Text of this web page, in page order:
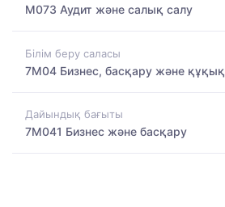
M073 Аудит және салық салу
Білім беру саласы
7M04 Бизнес, басқару және құқық
Дайындық бағыты
7M041 Бизнес және басқару